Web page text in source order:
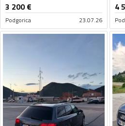
3 200€
Podgorica 23.07.26
4